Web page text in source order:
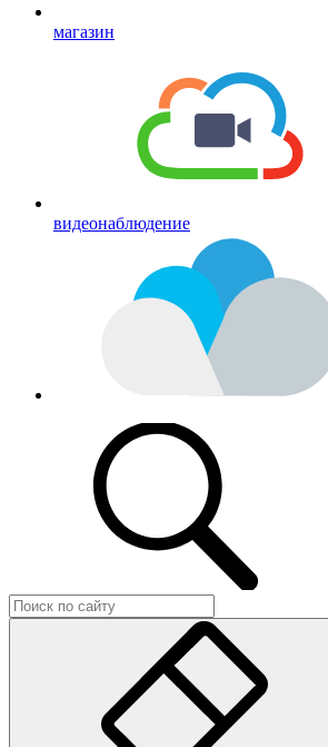
магазин
видеонаблюдение